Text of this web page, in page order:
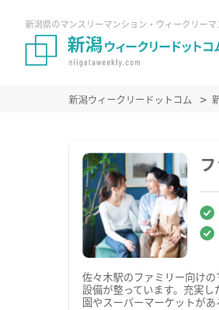
新潟県のマンスリーマンション・ウィークリーマ
新潟ウィークリードットコム
佐々木駅のファミリー向け
設備が整っています。充実
園やスーパーマーケットがあ